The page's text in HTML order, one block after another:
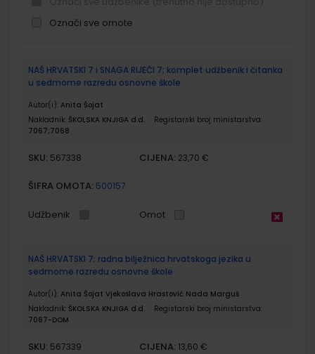
Označi sve omote
proizvodi
NAŠ HRVATSKI 7 i SNAGA RIJEČI 7; komplet udžbenik i čitanka
u sedmome razredu osnovne škole
Autor(i): Anita Šojat
Nakladnik: ŠKOLSKA KNJIGA d.d.
Registarski broj ministarstva:
7067;7068
SKU: 567338 CIJENA: 23,70 €
ŠIFRA OMOTA: 500157
Udžbenik Omot
NAŠ HRVATSKI 7; radna bilježnica hrvatskoga jezika u
sedmome razredu osnovne škole
Autor(i): Anita Šojat Vjekoslava Hrastović Nada Marguš
Nakladnik: ŠKOLSKA KNJIGA d.d.
Registarski broj ministarstva:
7067-DOM
SKU: 567339 CIJENA: 13,60 €